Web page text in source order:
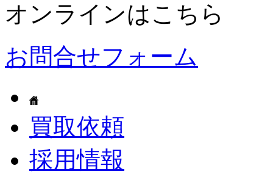
オンラインはこちら
お問合せフォーム
買取依頼
採用情報